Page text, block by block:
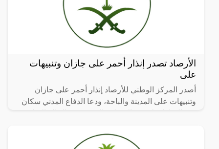
الأرصاد تصدر إنذار أحمر على جازان وتنبيهات
على
أصدر المركز الوطني للأرصاد إنذار أحمر على جازان
وتنبيهات على المدينة والباحة، ودعا الدفاع المدني سكان